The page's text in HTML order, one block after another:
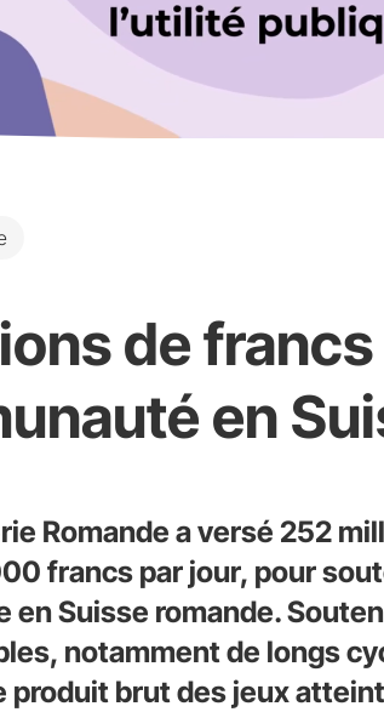
de
en
Romande a versé 252
francs par jour, pour
en Suisse romande.
notamment de longs
produit brut des jeux